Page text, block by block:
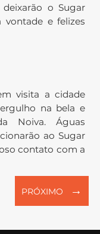
o Sugar
e felizes
visita a cidade
na bela e
Noiva. Águas
ao Sugar
contato com a
PRÓXIMO →